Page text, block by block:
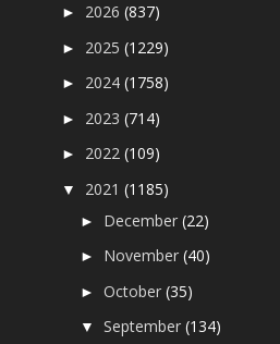
► 2026(837)
► 2025(1229)
► 2024(1758)
► 2023(714)
► 2022(109)
▼ 2021(1185)
► December(22)
► November(40)
►October(35)
▼September(134)